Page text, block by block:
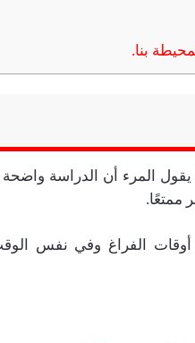
بنا.
المرء أن الدراسة واضحة ،
ممتعًا.
الفراغ وفي نفس